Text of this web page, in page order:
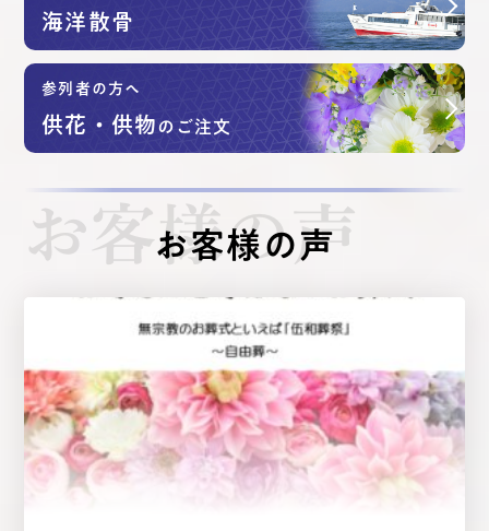
海洋散⾻
参列者の方へ
供花・供物のご注文
お客様の声
お客様の声